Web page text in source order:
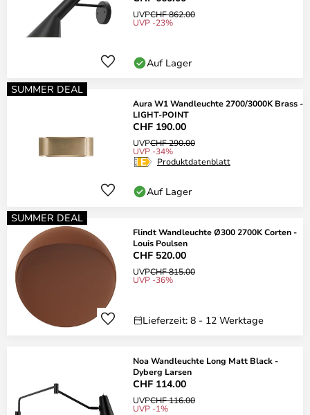
UVPCHF 862.00
UVP -23%
Auf Lager
SUMMER DEAL
Aura W1 Wandleuchte 2700/3000K Brass -
LIGHT-POINT
CHF 190.00
UVPCHF 290.00
UVP -34%
Produktdatenblatt
Auf Lager
SUMMER DEAL
Flindt Wandleuchte Ø300 2700K Corten -
Louis Poulsen
CHF 520.00
UVPCHF 815.00
UVP -36%
Lieferzeit: 8 - 12 Werktage
Noa Wandleuchte Long Matt Black -
Dyberg Larsen
CHF 114.00
UVPCHF 116.00
UVP -1%